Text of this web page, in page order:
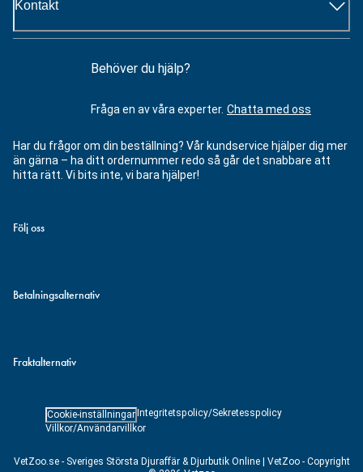
Kontakt
Behöver du hjälp?
Fråga en av våra experter. Chatta med oss
Har du frågor om din beställning? Vår kundservice hjälper dig mer
än gärna – ha ditt ordernummer redo så går det snabbare att
hitta rätt. Vi bits inte, vi bara hjälper!
Följ oss
Betalningsalternativ
Fraktalternativ
VetZoo.se - Sveriges Största Djuraffär & Djurbutik Online | VetZoo - Copyright
Cookie-inställningar Integritetspolicy/Sekretesspolicy
Villkor/Användarvillkor